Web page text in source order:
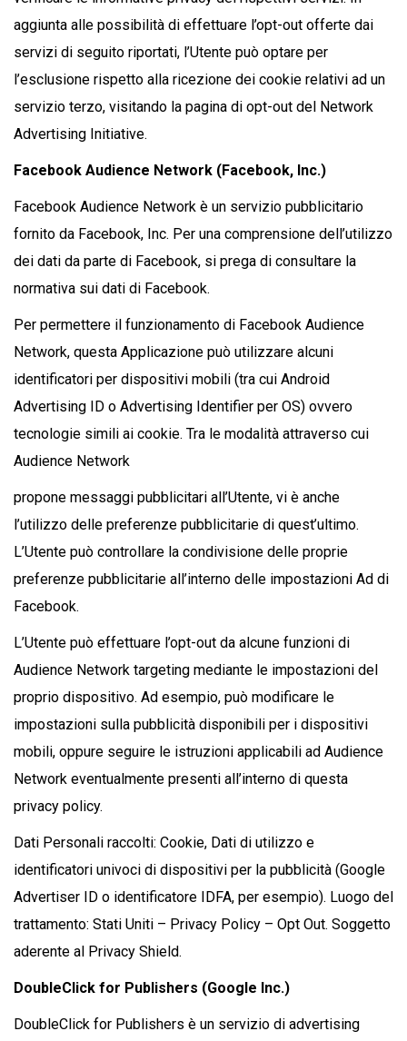
aggiunta alle possibilità di effettuare l’opt-out offerte dai
servizi di seguito riportati, l’Utente può optare per
l’esclusione rispetto alla ricezione dei cookie relativi ad un
servizio terzo, visitando la pagina di opt-out del Network
Advertising Initiative.
Facebook Audience Network (Facebook, Inc.)
Facebook Audience Network è un servizio pubblicitario
fornito da Facebook, Inc. Per una comprensione dell’utilizzo
dei dati da parte di Facebook, si prega di consultare la
normativa sui dati di Facebook.
Per permettere il funzionamento di Facebook Audience
Network, questa Applicazione può utilizzare alcuni
identificatori per dispositivi mobili (tra cui Android
Advertising ID o Advertising Identifier per OS) ovvero
tecnologie simili ai cookie. Tra le modalità attraverso cui
Audience Network
propone messaggi pubblicitari all’Utente, vi è anche
l’utilizzo delle preferenze pubblicitarie di quest’ultimo.
L’Utente può controllare la condivisione delle proprie
preferenze pubblicitarie all’interno delle impostazioni Ad di
Facebook.
L’Utente può effettuare l’opt-out da alcune funzioni di
Audience Network targeting mediante le impostazioni del
proprio dispositivo. Ad esempio, può modificare le
impostazioni sulla pubblicità disponibili per i dispositivi
mobili, oppure seguire le istruzioni applicabili ad Audience
Network eventualmente presenti all’interno di questa
privacy policy.
Dati Personali raccolti: Cookie, Dati di utilizzo e
identificatori univoci di dispositivi per la pubblicità (Google
Advertiser ID o identificatore IDFA, per esempio). Luogo del
trattamento: Stati Uniti – Privacy Policy – Opt Out. Soggetto
aderente al Privacy Shield.
DoubleClick for Publishers (Google Inc.)
DoubleClick for Publishers è un servizio di advertising